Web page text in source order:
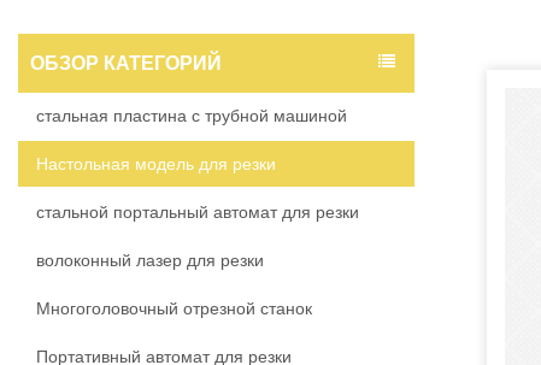
ОБЗОР КАТЕГОРИЙ
стальная пластина с трубной машиной
Настольная модель для резки
стальной портальный автомат для резки
волоконный лазер для резки
Многоголовочный отрезной станок
Портативный автомат для резки